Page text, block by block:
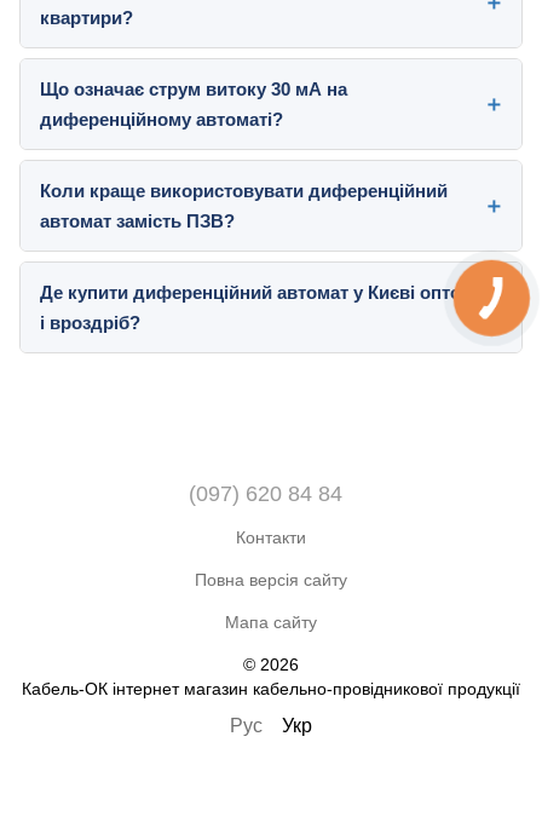
квартири?
Що означає струм витоку 30 мА на
диференційному автоматі?
Коли краще використовувати диференційний
автомат замість ПЗВ?
Де купити диференційний автомат у Києві оптом
і вроздріб?
(097) 620 84 84
Контакти
Повна версія сайту
Мапа сайту
© 2026
Кабель-ОК інтернет магазин кабельно-провідникової продукції
Рус Укр